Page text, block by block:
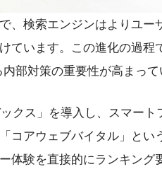
、検索エンジンはよりユー
ています。この進化の過程
部対策の重要性が高まって
クス」を導入し、スマート
コアウェブバイタル」とい
体験を直接的にランキング